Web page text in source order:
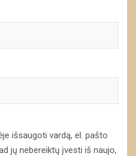
išsaugoti vardą, el. pašto
jų nebereiktų įvesti iš naujo,